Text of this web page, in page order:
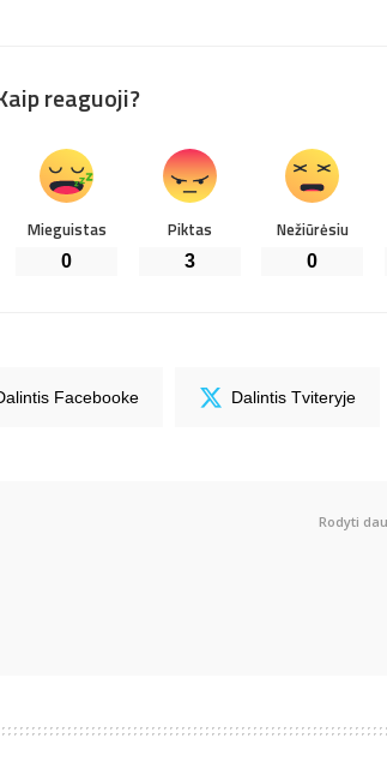
reaguoji?
Mieguistas
0
Piktas
3
Nežiūrėsiu
0
Facebooke Dalintis Tviteryje
Rodyti